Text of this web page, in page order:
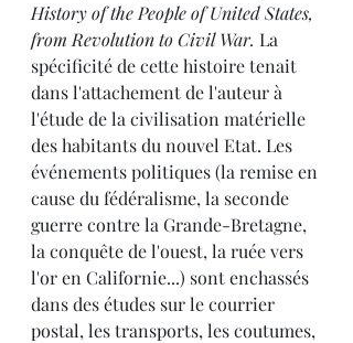
History of the People of United States,
from Revolution to Civil War. La
spécificité de cette histoire tenait
dans l'attachement de l'auteur à
l'étude de la civilisation matérielle
des habitants du nouvel Etat. Les
événements politiques (la remise en
cause du fédéralisme, la seconde
guerre contre la Grande-Bretagne,
la conquête de l'ouest, la ruée vers
l'or en Californie...) sont enchassés
dans des études sur le courrier
postal, les transports, les coutumes,